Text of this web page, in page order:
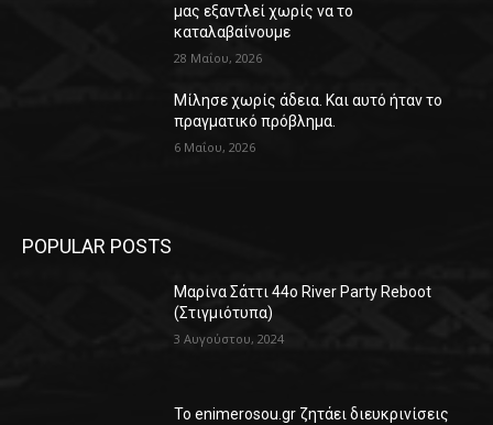
μας εξαντλεί χωρίς να το
καταλαβαίνουμε
28 Μαΐου, 2026
Μίλησε χωρίς άδεια. Και αυτό ήταν το
πραγματικό πρόβλημα.
6 Μαΐου, 2026
POPULAR POSTS
Μαρίνα Σάττι 44o River Party Reboot
(Στιγμιότυπα)
3 Αυγούστου, 2024
Το enimerosou.gr ζητάει διευκρινίσεις